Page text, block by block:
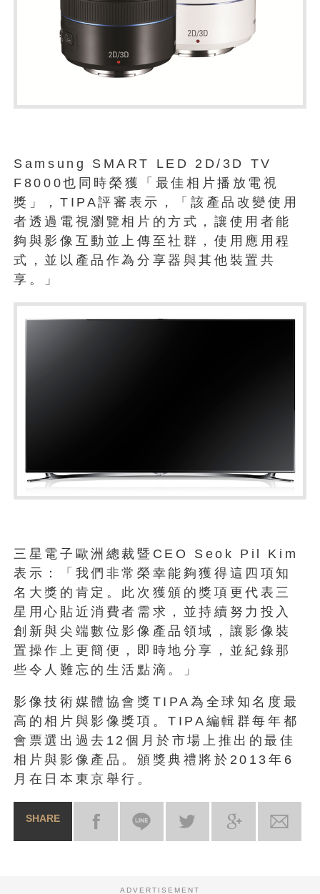
Samsung SMART LED 2D/3D TV
F8000也同時榮獲「最佳相片播放電視
獎」，TIPA評審表示，「該產品改變使用
者透過電視瀏覽相片的方式，讓使用者能
夠與影像互動並上傳至社群，使用應用程
式，並以產品作為分享器與其他裝置共
享。」
三星電子歐洲總裁暨CEO Seok Pil Kim
表示：「我們非常榮幸能夠獲得這四項知
名大獎的肯定。此次獲頒的獎項更代表三
星用心貼近消費者需求，並持續努力投入
創新與尖端數位影像產品領域，讓影像裝
置操作上更簡便，即時地分享，並紀錄那
些令人難忘的生活點滴。」
影像技術媒體協會獎TIPA為全球知名度最
高的相片與影像獎項。TIPA編輯群每年都
會票選出過去12個月於市場上推出的最佳
相片與影像產品。頒獎典禮將於2013年6
月在日本東京舉行。
SHARE
ADVERTISEMENT